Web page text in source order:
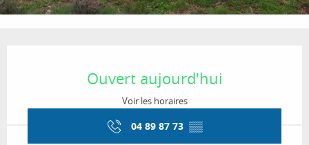
Ouvert aujourd'hui
Voir les horaires
04 89 87 73 ▒▒